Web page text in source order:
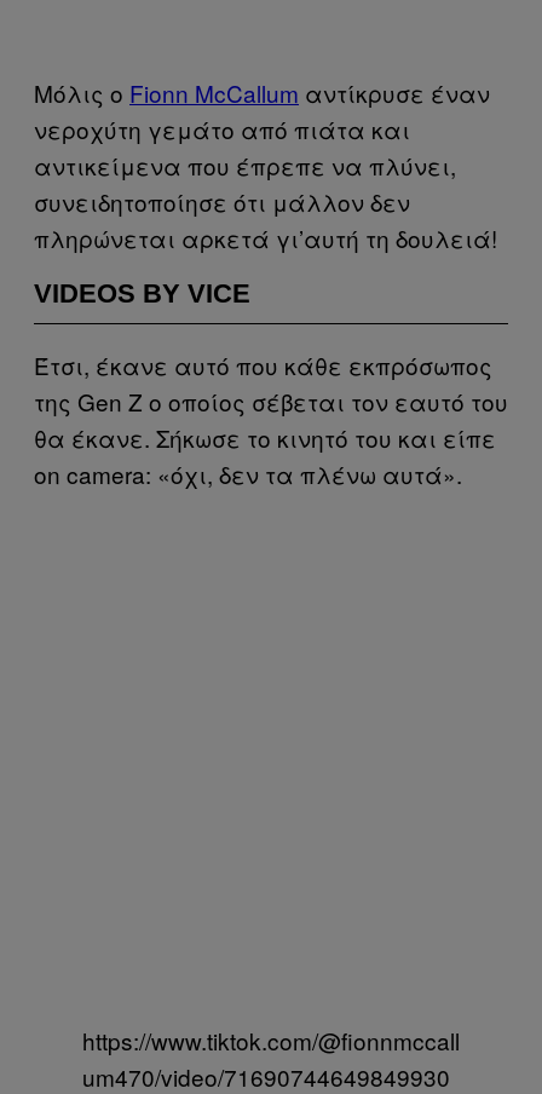
Μόλις ο Fionn McCallum αντίκρυσε έναν
νεροχύτη γεμάτο από πιάτα και
αντικείμενα που έπρεπε να πλύνει,
συνειδητοποίησε ότι μάλλον δεν
πληρώνεται αρκετά γι’αυτή τη δουλειά!
VIDEOS BY VICE
Έτσι, έκανε αυτό που κάθε εκπρόσωπος
της Gen Z ο οποίος σέβεται τον εαυτό του
θα έκανε. Σήκωσε το κινητό του και είπε
on camera: «όχι, δεν τα πλένω αυτά».
https://www.tiktok.com/@fionnmccall
um470/video/71690744649849930